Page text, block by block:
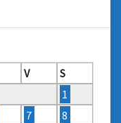
V
S
1
7
8